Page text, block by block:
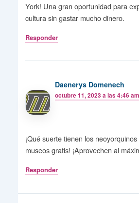
York! Una gran oportunidad para
cultura sin gastar mucho dinero.
Responder
Daenerys Domenech
octubre 11, 2023 a las 4:46 am
¡Qué suerte tienen los
museos gratis! ¡Aprovechen al
Responder